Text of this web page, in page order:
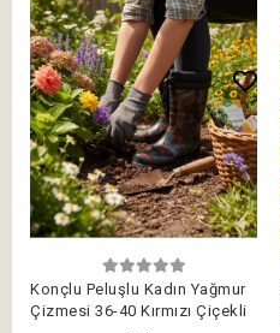
Konçlu Peluşlu Kadın Yağmur
Çizmesi 36-40 Kırmızı Çiçekli